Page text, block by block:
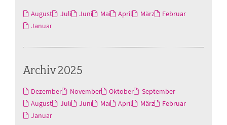
August Juli Juni Mai April März
Februar
Januar
Archiv 2025
Dezember November Oktober
September
August
Juli Juni Mai April März
Februar
Januar